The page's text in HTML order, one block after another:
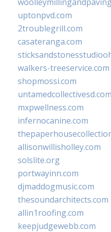
uptonpvd.com
2troublegrill.com
casateranga.com
walkers-treeservice.com
shopmossi.com
untamedcollectivesd.com
mxpwellness.com
infernocanine.com
allisonwillisholley.com
solslite.org
portwayinn.com
djmaddogmusic.com
thesoundarchitects.com
allin1roofing.com
keepjudgewebb.com